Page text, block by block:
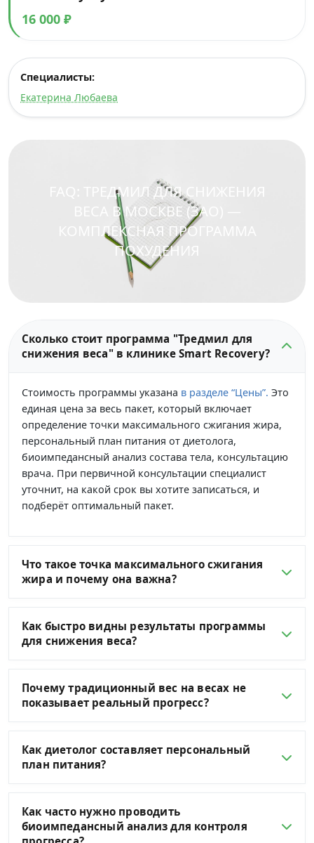
16 000 ₽
Специалисты:
Екатерина Любаева
FAQ: ТРЕДМИЛ ДЛЯ СНИЖЕНИЯ
ВЕСА В МОСКВЕ (ЗАО) —
КОМПЛЕКСНАЯ ПРОГРАММА
ПОХУДЕНИЯ
Сколько стоит программа "Тредмил для
снижения веса" в клинике Smart Recovery?
Стоимость программы указана в разделе “Цены”. Это
единая цена за весь пакет, который включает
определение точки максимального сжигания жира,
персональный план питания от диетолога,
биоимпедансный анализ состава тела, консультацию
врача. При первичной консультации специалист
уточнит, на какой срок вы хотите записаться, и
подберёт оптимальный пакет.
Что такое точка максимального сжигания
жира и почему она важна?
Как быстро видны результаты программы
для снижения веса?
Почему традиционный вес на весах не
показывает реальный прогресс?
Как диетолог составляет персональный
план питания?
Как часто нужно проводить
биоимпедансный анализ для контроля